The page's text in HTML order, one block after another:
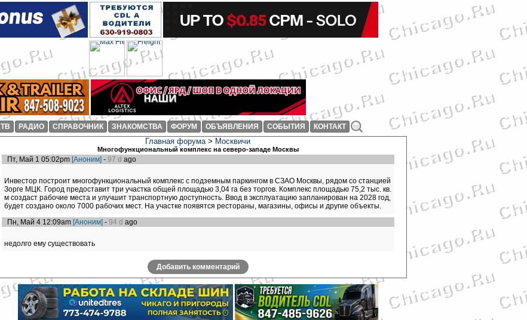
ТВ РАДИО СПРАВОЧНИК ЗНАКОМСТВА ФОРУМ ОБЪЯВЛЕНИЯ СОБЫТИЯ КОНТАКТ
Главная форума> Москвичи
Многофункциональный комплекс на северо-западе Москвы
Пт, Май 1 05:02pm [Аноним] -97 d ago
Инвестор построит многофункциональный комплекс с подземным паркингом в СЗАО Москвы, рядом со станцией
Зорге МЦК. Город предоставит три участка общей площадью 3,04 га без торгов. Комплекс площадью 75,2 тыс. кв.
м создаст рабочие места и улучшит транспортную доступность. Ввод в эксплуатацию запланирован на 2028 год,
будет создано около 7000 рабочих мест. На участке появятся рестораны, магазины, офисы и другие объекты.
Пн, Май 4 12:09am [Аноним] -94 d ago
недолго ему существовать
Добавить комментарий